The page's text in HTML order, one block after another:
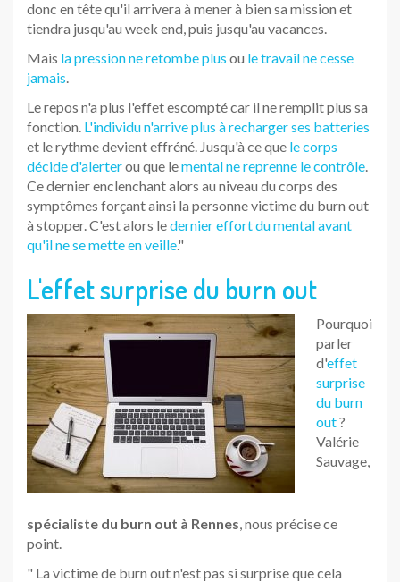
donc en tête qu'il arrivera à mener à bien sa mission et
tiendra jusqu'au week end, puis jusqu'au vacances.
Mais la pression ne retombe plus ou le travail ne cesse
jamais
Le repos n'a plus l'effet escompté car il ne remplit plus sa
fonction. L'individu n'arrive plus à recharger ses batteries
et le rythme devient effréné. Jusqu'à ce que le corps
décide d'alerterou que lemental ne reprenne le contrôle
Ce dernier enclenchant alors au niveau du corps des
symptômes forçant ainsi la personne victime du burn out
à stopper. C'est alors ledernier effort du mental avant
qu'il ne se mette en veille."
L'effet surprise du burn out
Pourquoi
parler
d'effet
surprise
du burn
out?
Valérie
Sauvage,
spécialiste du burn out à Rennes , nous précise ce
point.
" La victime de burn out n'est pas si surprise que cela